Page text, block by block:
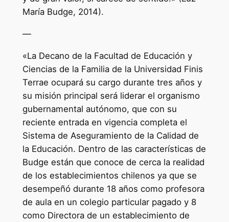
María Budge, 2014).
—
«La Decano de la Facultad de Educación y
Ciencias de la Familia de la Universidad Finis
Terrae ocupará su cargo durante tres años y
su misión principal será liderar el organismo
gubernamental autónomo, que con su
reciente entrada en vigencia completa el
Sistema de Aseguramiento de la Calidad de
la Educación. Dentro de las características de
Budge están que conoce de cerca la realidad
de los establecimientos chilenos ya que se
desempeñó durante 18 años como profesora
de aula en un colegio particular pagado y 8
como Directora de un establecimiento de